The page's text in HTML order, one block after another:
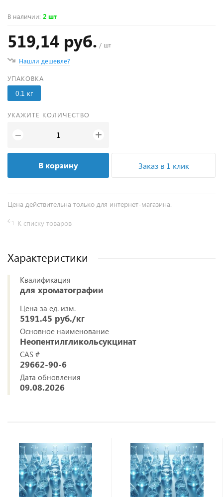
В наличии: 2 шт
519,14 руб. / шт
Нашли дешевле?
УПАКОВКА
0.1 кг
УКАЖИТЕ КОЛИЧЕСТВО
− +
В корзину Заказ в 1 клик
Цена действительна только для интернет-магазина.
К списку товаров
Характеристики
Квалификация
для хроматографии
Цена за ед. изм.
5191.45 руб./кг
Основное наименование
Неопентилгликольсукцинат
CAS #
29662-90-6
Дата обновления
09.08.2026